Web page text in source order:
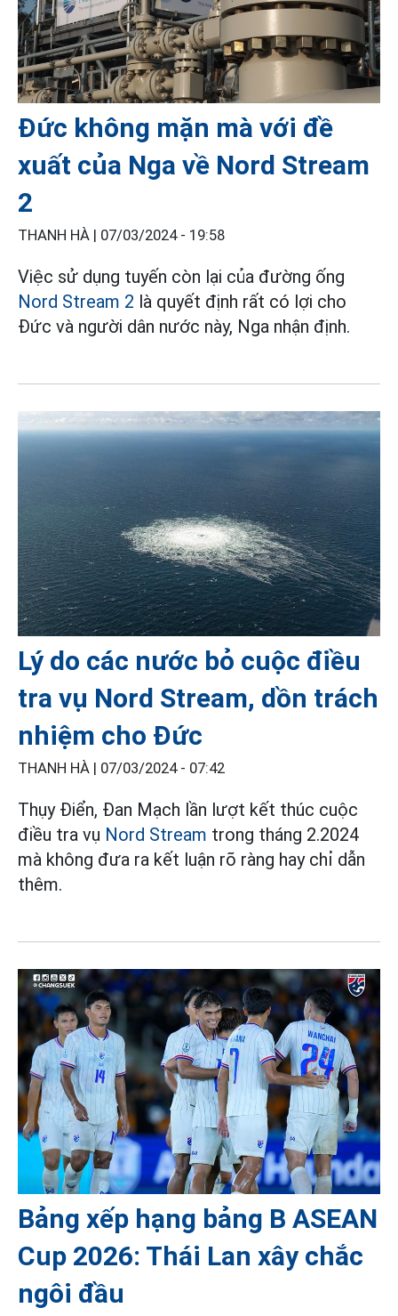
Đức không mặn mà với đề
xuất của Nga về Nord Stream
2
THANH HÀ | 07/03/2024 - 19:58
Việc sử dụng tuyến còn lại của đường ống
Nord Stream 2 là quyết định rất có lợi cho
Đức và người dân nước này, Nga nhận định.
Lý do các nước bỏ cuộc điều
tra vụ Nord Stream, dồn trách
nhiệm cho Đức
THANH HÀ | 07/03/2024 - 07:42
Thụy Điển, Đan Mạch lần lượt kết thúc cuộc
điều tra vụ Nord Stream trong tháng 2.2024
mà không đưa ra kết luận rõ ràng hay chỉ dẫn
thêm.
Bảng xếp hạng bảng B ASEAN
Cup 2026: Thái Lan xây chắc
ngôi đầu